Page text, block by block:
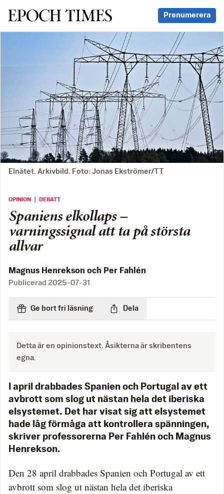
Svenska Epoch Times Prenumerera
Elnätet. Arkivbild. Foto: Jonas Ekströmer/TT
OPINION ｜ DEBATT
Spaniens elkollaps –
varningssignal att ta på största
allvar
Magnus Henrekson och Per Fahlén
Publicerad 2025-07-31
Ge bort fri läsning Dela
Detta är en opinionstext. Åsikterna är skribentens
egna.
I april drabbades Spanien och Portugal av ett
avbrott som slog ut nästan hela det iberiska
elsystemet. Det har visat sig att elsystemet
hade låg förmåga att kontrollera spänningen,
skriver professorerna Per Fahlén och Magnus
Henrekson.
Den 28 april drabbades Spanien och Portugal av ett
avbrott som slog ut nästan hela det iberiska